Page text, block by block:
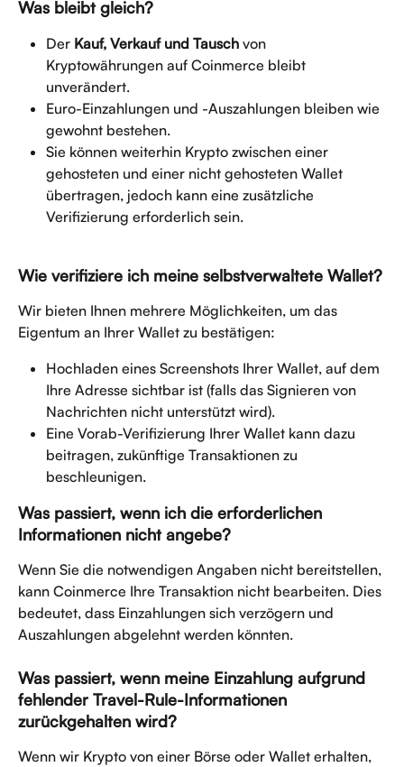
Was bleibt gleich?
Der Kauf, Verkauf und Tausch von
Kryptowährungen auf Coinmerce bleibt
unverändert.
Euro-Einzahlungen und -Auszahlungen bleiben wie
gewohnt bestehen.
Sie können weiterhin Krypto zwischen einer
gehosteten und einer nicht gehosteten Wallet
übertragen, jedoch kann eine zusätzliche
Verifizierung erforderlich sein.
Wie verifiziere ich meine selbstverwaltete Wallet?
Wir bieten Ihnen mehrere Möglichkeiten, um das
Eigentum an Ihrer Wallet zu bestätigen:
Hochladen eines Screenshots Ihrer Wallet, auf dem
Ihre Adresse sichtbar ist (falls das Signieren von
Nachrichten nicht unterstützt wird).
Eine Vorab-Verifizierung Ihrer Wallet kann dazu
beitragen, zukünftige Transaktionen zu
beschleunigen.
Was passiert, wenn ich die erforderlichen
Informationen nicht angebe?
Wenn Sie die notwendigen Angaben nicht bereitstellen,
kann Coinmerce Ihre Transaktion nicht bearbeiten. Dies
bedeutet, dass Einzahlungen sich verzögern und
Auszahlungen abgelehnt werden könnten.
Was passiert, wenn meine Einzahlung aufgrund
fehlender Travel-Rule-Informationen
zurückgehalten wird?
Wenn wir Krypto von einer Börse oder Wallet erhalten,